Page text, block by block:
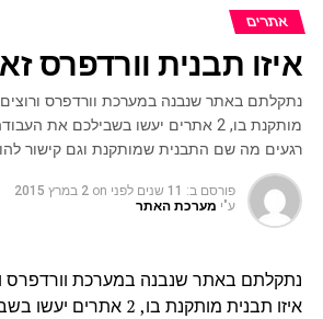
אתרים
איזו תבנית וורדפרס
נתקלתם באתר שנבנה במערכת וורדפרס ורוצים
מותקנת בו, 2 אתרים יעשו בשבילכם את
רגעים מה שם התבנית שמותקנת וגם קישור
פורסם ב: 11 שנים לפני on 2 במרץ 2015
ע"י מערכת האתר
נתקלתם באתר שנבנה במערכת וורדפרס
איזו תבנית מותקנת בו, 2